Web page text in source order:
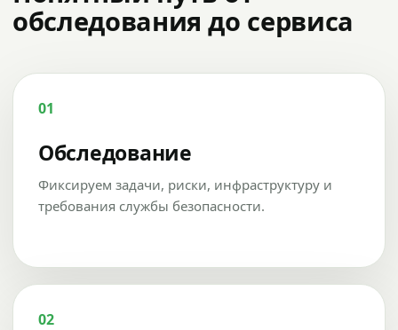
обследования до сервиса
01
Обследование
Фиксируем задачи, риски, инфраструктуру и
требования службы безопасности.
02